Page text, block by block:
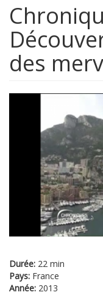
des
Durée: 22 min
Pays: France
Année: 2013